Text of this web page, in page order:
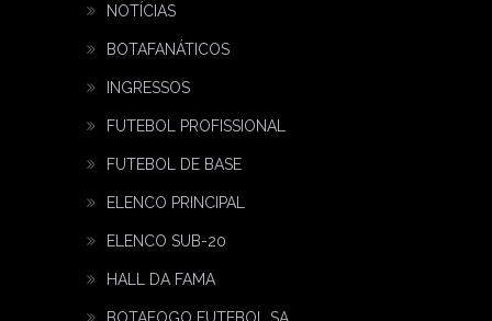
NOTÍCIAS
BOTAFANÁTICOS
INGRESSOS
FUTEBOL PROFISSIONAL
FUTEBOL DE BASE
ELENCO PRINCIPAL
ELENCO SUB-20
HALL DA FAMA
BOTAFOGO FUTEBOL SA